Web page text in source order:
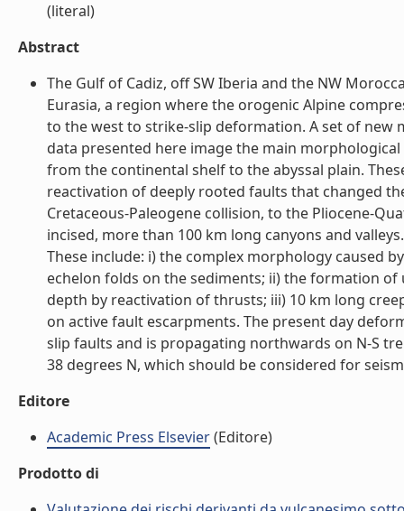
(literal)
Abstract
The Gulf of Cadiz, off SW Iberia and the NW
Eurasia, a region where the orogenic Alpine
to the west to strike-slip deformation. A set of new
data presented here image the main
from the continental shelf to the abyssal plain.
reactivation of deeply rooted faults that changed
Cretaceous-Paleogene collision, to the Pliocene-
incised, more than 100 km long canyons and
These include: i) the complex morphology caused
echelon folds on the sediments; ii) the formation
depth by reactivation of thrusts; iii) 10 km long
on active fault escarpments. The present day
slip faults and is propagating northwards on N-S
38 degrees N, which should be considered for
Editore
Academic Press Elsevier(Editore)
Prodotto di